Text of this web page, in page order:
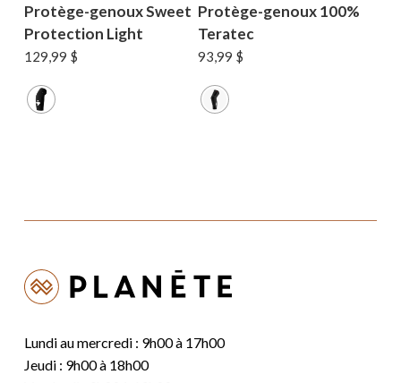
Protège-genoux Sweet
Protection Light
129,99 $
Protège-genoux 100%
Teratec
93,99 $
Lundi au mercredi : 9h00 à 17h00
Jeudi : 9h00 à 18h00